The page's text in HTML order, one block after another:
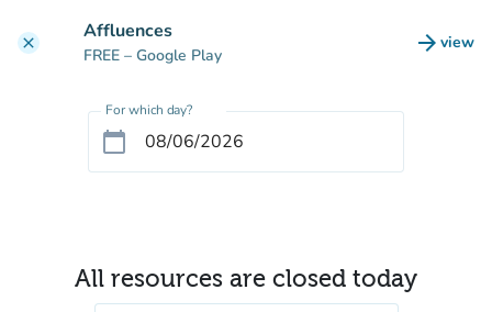
clear Affluences
FREE – Google Play arrow_forward view
(new
For which day?
calendar_today
All resources are closed today